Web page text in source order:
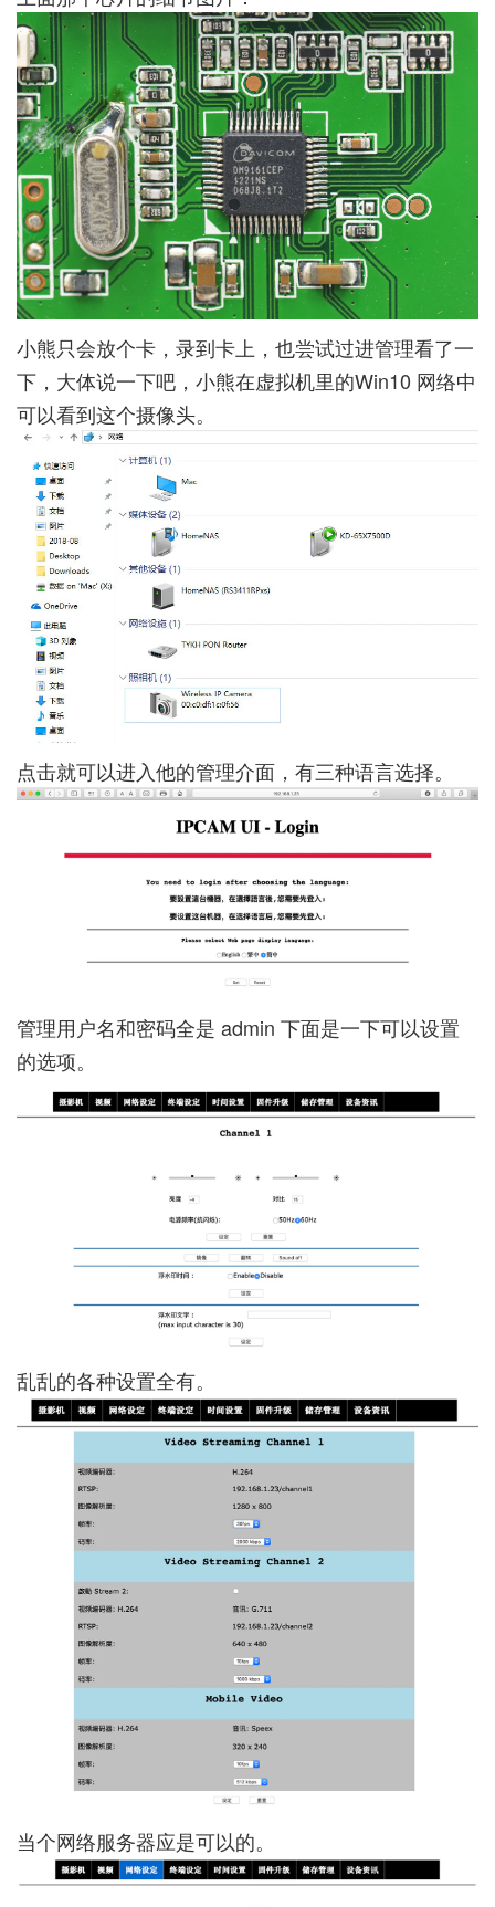
小熊只会放个卡，录到卡上，也尝试过进管理看了一
下，大体说一下吧，小熊在虚拟机里的Win10 网络中
可以看到这个摄像头。
点击就可以进入他的管理介面，有三种语言选择。
管理用户名和密码全是 admin 下面是一下可以设置
的选项。
乱乱的各种设置全有。
当个网络服务器应是可以的。